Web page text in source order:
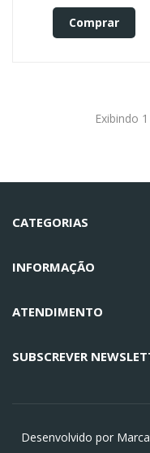
Comprar
Exibindo
CATEGORIAS
INFORMAÇÃO
ATENDIMENTO
SUBSCREVER
Desenvolvido por